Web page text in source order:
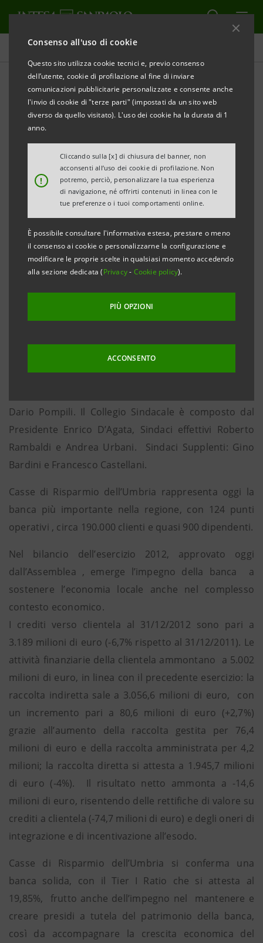
Consenso all'uso di cookie
Questo sito utilizza cookie tecnici e, previo consenso
dell’utente, cookie di profilazione al fine di inviare
comunicazioni pubblicitarie personalizzate e consente anche
l'invio di cookie di "terze parti" (impostati da un sito web
diverso da quello visitato). L'uso dei cookie ha la durata di 1
anno.
!
Cliccando sulla [x] di chiusura del banner, non
acconsenti all’uso dei cookie di profilazione. Non
potremo, perciò, personalizzare la tua esperienza
di navigazione, né offrirti contenuti in linea con le
tue preferenze o i tuoi comportamenti online.
È possibile consultare l'informativa estesa, prestare o meno
il consenso ai cookie o personalizzarne la configurazione e
modificare le proprie scelte in qualsiasi momento accedendo
alla sezione dedicata (Privacy- Cookie policy).
PIÙ OPZIONI
ACCONSENTO
Comunicati stampa
STAMPA AGGIORNA
L’ASSEMBLEA DI CASSE DI RISPARMIO DELL’UMBRIA
NOMINA IL NUOVO CDA
Sanpaolo in Umbria
• Alberto Cianetti nominato presidente, Antonio
Alunni Vicepresidente
• Solidità e organizzazione quali leve per la crescita
di Casse di Risparmio dell’Umbria sul territorio
Spoleto, 25 marzo 2013
- A seguito della prima
riunione dell’Assemblea Ordinaria, che ha nominato il
Risparmio dell’Umbria diventa oggi definitivamente
operativa.
Presidente del Consiglio di Amministrazione è Alberto
Cianetti, Vice Presidente Antonio Alunni, Consiglieri
Alberto Bruni, Lucio Ciarabelli, Giovanni Eroli, Luca
Dario Pompili. Il Collegio Sindacale è composto dal
Presidente Enrico D’Agata, Sindaci effettivi Roberto
Rambaldi e Andrea Urbani. Sindaci Supplenti: Gino
Bardini e Francesco Castellani.
Casse di Risparmio dell’Umbria rappresenta oggi la
banca più importante nella regione, con 124 punti
operativi , circa 190.000 clienti e quasi 900 dipendenti.
Nel bilancio dell’esercizio 2012, approvato oggi
dall’Assemblea , emerge l’impegno della banca a
sostenere l’economia locale anche nel complesso
contesto economico.
I crediti verso clientela al 31/12/2012 sono pari a
3.189 milioni di euro (-6,7% rispetto al 31/12/2011). Le
attività finanziarie della clientela ammontano a 5.002
milioni di euro, in linea con il precedente esercizio: la
raccolta indiretta sale a 3.056,6 milioni di euro, con
un incremento pari a 80,6 milioni di euro (+2,7%)
grazie all’aumento della raccolta gestita per 76,4
milioni di euro e della raccolta amministrata per 4,2
milioni; la raccolta diretta si attesta a 1.945,7 milioni
di euro (-4%). Il risultato netto ammonta a -14,6
milioni di euro, risentendo delle rettifiche di valore su
crediti a clientela (-74,7 milioni di euro) e degli oneri di
integrazione e di incentivazione all’esodo.
Casse di Risparmio dell’Umbria si conferma una
banca solida, con il Tier I Ratio che si attesta al
19,85%, frutto anche dell’impegno nel mantenere e
creare presidi a tutela del patrimonio della banca,
così da accompagnare la crescita economica del